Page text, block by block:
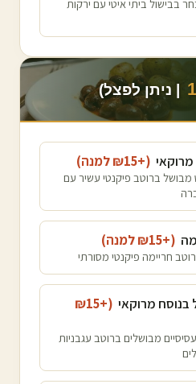
בבישול ביתי איטי עם ירקות
| ניתן לפצל)
(+₪
15 למנה)
מבושל ברוטב פיקנטי עשיר עם
(+₪
15 למנה)
חריימה פיקנטי מסורתי
בנוסח מרוקאי (+₪
15
מבושלים ברוטב עגבניות